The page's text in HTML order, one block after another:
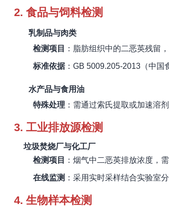
2. 食品与饲料检测
乳制品与肉类
检测项目
：脂肪组织中的二恶英残留
标准依据：GB 5009.205-2013（中国
水产品与食用油
特殊处理 ：需通过索氏提取或加速溶
3. 工业排放源检测
垃圾焚烧厂与化工厂
检测项目
：烟气中二恶英排放浓度，
在线监测 ：采用实时采样结合实验室
4. 生物样本检测